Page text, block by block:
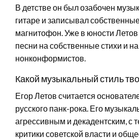
В детстве он был озабочен
гитаре и записывал
магнитофон. Уже в юности Летов
песни на собственные стихи и
нонконформистов.
Какой музыкальный стиль
Егор Летов считается
русского панк-рока. Его
агрессивным и декадентским, с
критики советской власти и